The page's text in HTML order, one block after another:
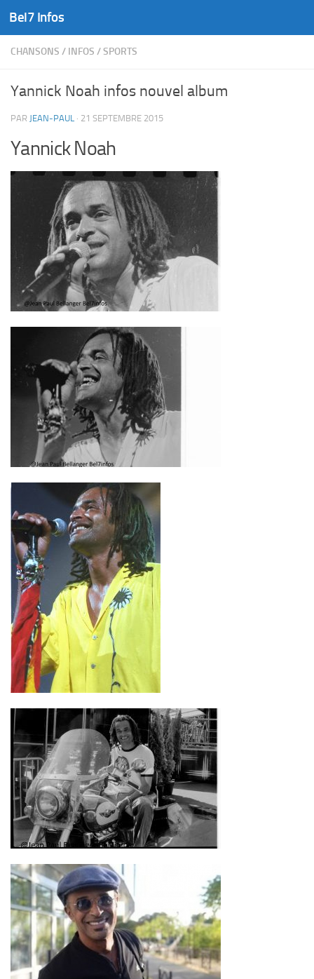
Skip to content
Bel7 Infos
CHANSONS / INFOS /SPORTS
Yannick Noah infos nouvel album
PAR JEAN-PAUL · 21 SEPTEMBRE 2015
Yannick Noah